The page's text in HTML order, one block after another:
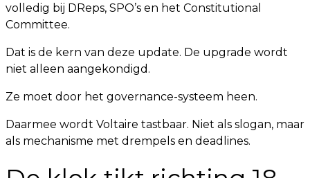
volledig bij DReps, SPO’s en het Constitutional
Committee.
Dat is de kern van deze update. De upgrade wordt
niet alleen aangekondigd.
Ze moet door het governance-systeem heen.
Daarmee wordt Voltaire tastbaar. Niet als slogan, maar
als mechanisme met drempels en deadlines.